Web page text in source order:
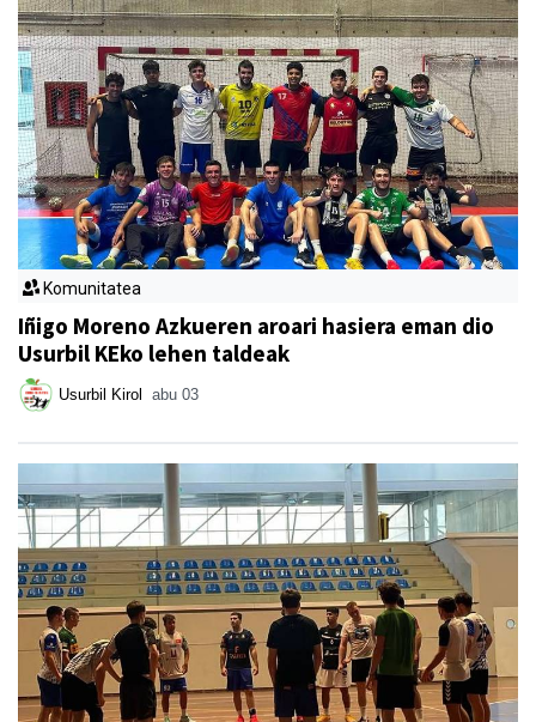
Komunitatea
Iñigo Moreno Azkueren aroari hasiera eman dio
Usurbil KEko lehen taldeak
Usurbil Kirol abu 03